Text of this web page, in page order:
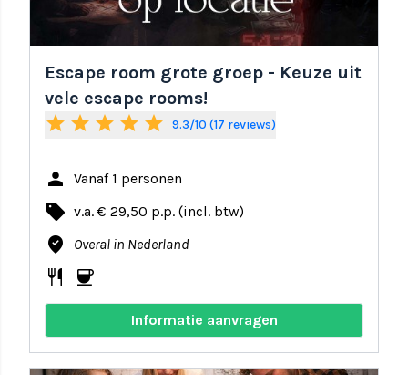
Escape room grote groep - Keuze uit
vele escape rooms!
star star star star star 9.3/10 (17 reviews)
person Vanaf 1 personen
local_offer v.a. € 29,50 p.p. (incl. btw)
where_to_vote Overal in Nederland
restaurant coffee
Informatie aanvragen